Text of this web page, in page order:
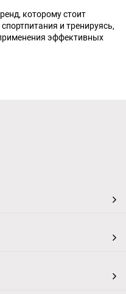
которому стоит
и тренируясь,
эффективных